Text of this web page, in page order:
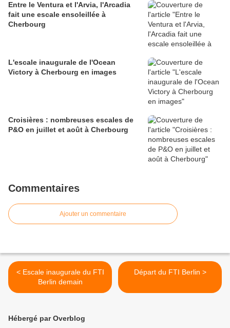
Entre le Ventura et l'Arvia, l'Arcadia
fait une escale ensoleillée à
Cherbourg
L'escale inaugurale de l'Ocean
Victory à Cherbourg en images
Croisières : nombreuses escales de
P&O en juillet et août à Cherbourg
Commentaires
Ajouter un commentaire
< Escale inaugurale du FTI
Berlin demain
Départ du FTI Berlin >
Hébergé par Overblog